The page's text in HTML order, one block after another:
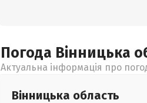
Погода Вінницька
Актуальна інформація про
Вінницька область